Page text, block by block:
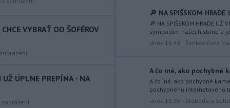
do ukončenia premávky bude z
hudobného festivalu
Lovestream na starom letisku v
bratislavských Vajnoroch upravená
Slovenský futbalista Lukáš
Haraslín môže v najbližšom období
klubovú adresu. O 30-ročného
stredopoliara Sparty Praha sa podľa
VYBRAŤ OD ŠOFÉROV
zobrazení
UŽ ÚPLNE PREPÍNA - NA
zobrazení
🔎 NA SPIŠSKOM
🔎 NA SPIŠSKOM HRADE UŽ
symbolom našej histórie a
dnes 16:48 | Šimkovičová
A čo iné, ako pochybné
A čo iné, ako pochybné
pochybného internetového
dnes 16:35 | Sloboda a